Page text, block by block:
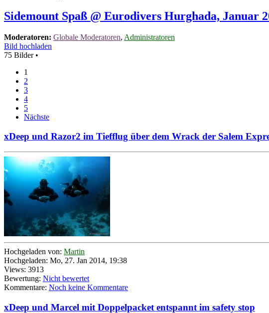
Sidemount Spaß @ Eurodivers Hurghada, Januar
Moderatoren: Globale Moderatoren, Administratoren
Bild hochladen
75 Bilder •
1
2
3
4
5
Nächste
xDeep und Razor2 im Tiefflug über dem Wrack der Salem
Hochgeladen von: Martin
Hochgeladen: Mo, 27. Jan 2014, 19:38
Views: 3913
Bewertung: Nicht bewertet
Kommentare: Noch keine Kommentare
xDeep und Marcel mit Doppelpacket entspannt im safety stop